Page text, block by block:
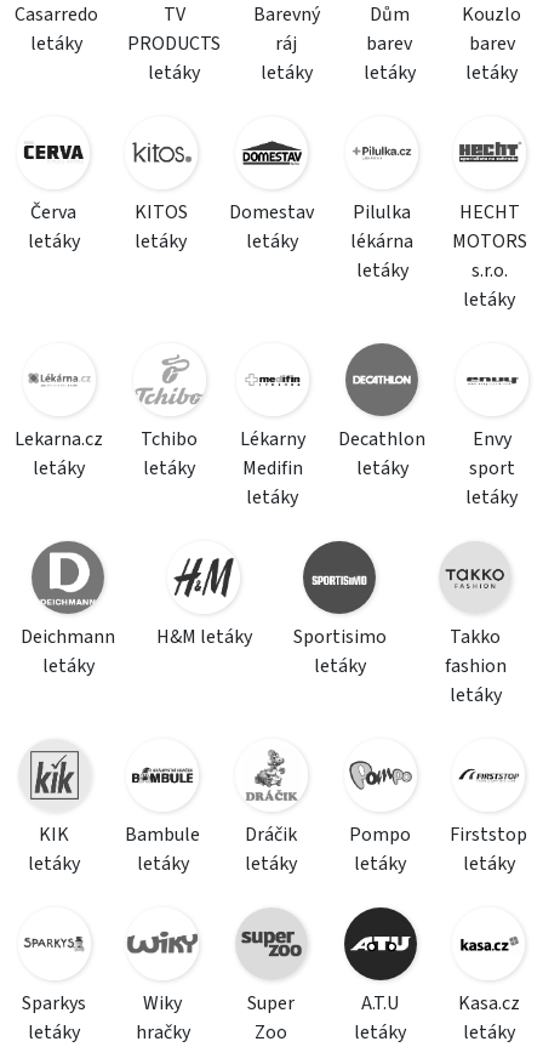
Casarredo
letáky
TV
PRODUCTS
letáky
Barevný
ráj
letáky
Dům
barev
letáky
Kouzlo
barev
letáky
Červa
letáky
KITOS
letáky
Domestav
letáky
Pilulka
lékárna
letáky
HECHT
MOTORS
s.r.o.
letáky
Lekarna.cz
letáky
Tchibo
letáky
Lékarny
Medifin
letáky
Decathlon
letáky
Envy
sport
letáky
Deichmann
letáky
H&M letáky
Sportisimo
letáky
Takko
fashion
letáky
KIK
letáky
Bambule
letáky
Dráčik
letáky
Pompo
letáky
Firststop
letáky
Sparkys
letáky
Wiky
hračky
Super
Zoo
A.T.U
letáky
Kasa.cz
letáky